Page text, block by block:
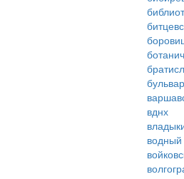
вднх
водный